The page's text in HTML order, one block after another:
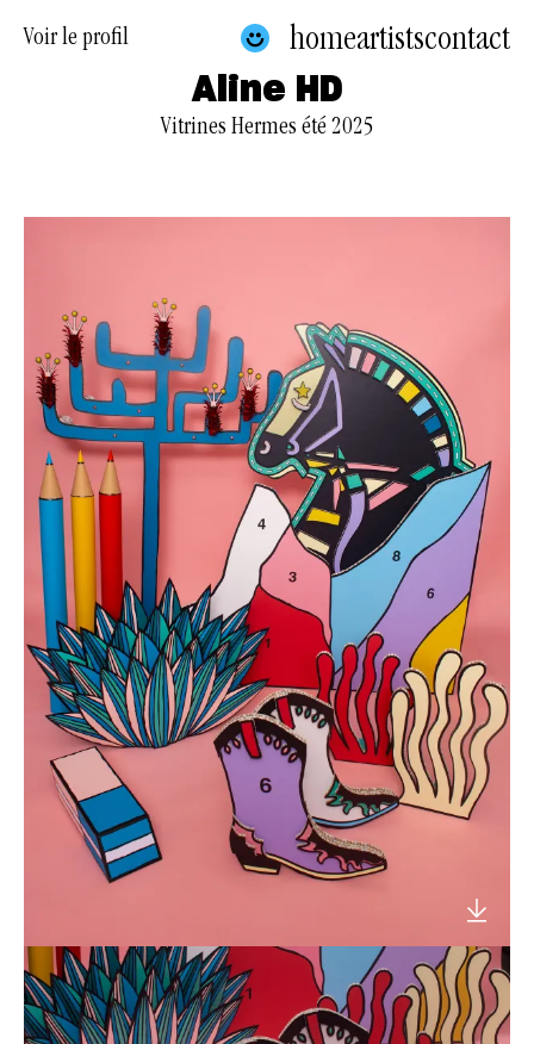
Voir le profil homeartistscontact
Aline HD
Vitrines Hermes été 2025